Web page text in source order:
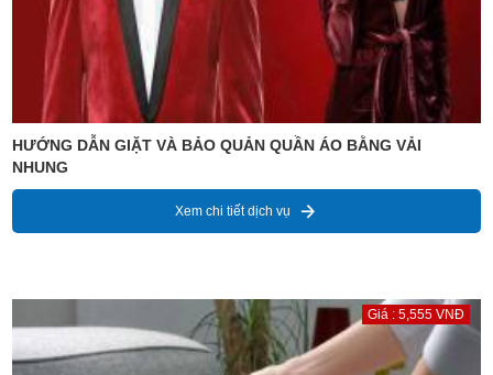
HƯỚNG DẪN GIẶT VÀ BẢO QUẢN QUẦN ÁO BẰNG VẢI
NHUNG
Xem chi tiết dịch vụ
Giá : 5,555 VNĐ